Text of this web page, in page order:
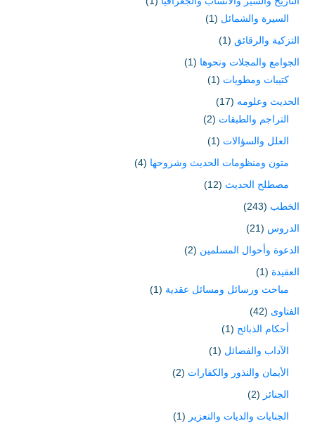
السيرة والشمائل (1)
التزكية والرقائق (1)
الجوامع والمجلات ونحوها (1)
كتيبات ومطويات (1)
الحديث وعلومه (17)
التراجم والطبقات (2)
العلل والسؤالات (1)
متون ومنظومات الحديث وشروحها (4)
مصطلح الحديث (12)
الخطب (243)
الدروس (21)
الدعوة وأحوال المسلمين (2)
العقيدة (1)
مباحث ورسائل ومسائل عقدية (1)
الفتاوى (42)
أحكام الذبائح (1)
الآداب والفضائل (1)
الأيمان والنذور والكفارات (2)
الجنائز (2)
الجنايات والديات والتعزير (1)